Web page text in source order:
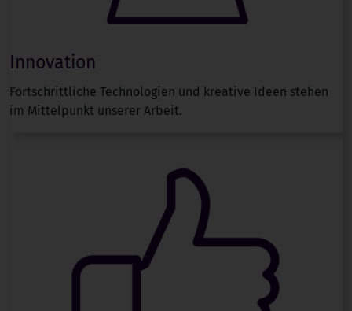
Innovation
Fortschrittliche Technologien und kreative Ideen stehen
im Mittelpunkt unserer Arbeit.